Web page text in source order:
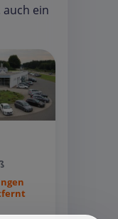
ein